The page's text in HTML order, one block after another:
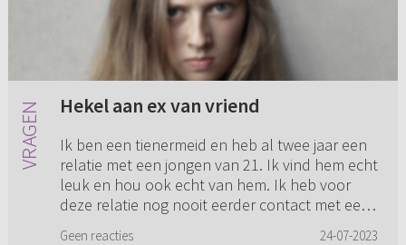
Hekel aan ex van vriend
Ik ben een tienermeid en heb al twee jaar een
relatie met een jongen van 21. Ik vind hem echt
leuk en hou ook echt van hem. Ik heb voor
deze relatie nog nooit eerder contact met een
Geen reacties 24-07-2023